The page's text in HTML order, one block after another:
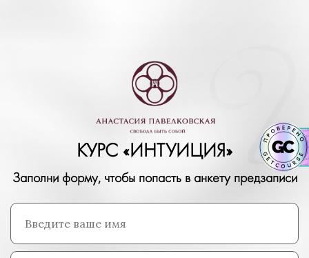
КУРС «ИНТУИЦИЯ»
Заполни форму, чтобы попасть в анкету предзаписи